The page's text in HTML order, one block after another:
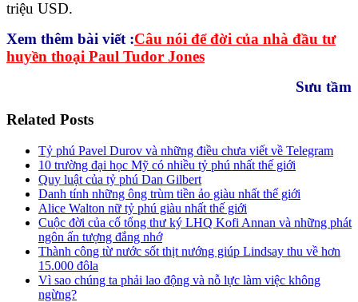
triệu USD.
Xem thêm bài viết :Câu nói để đời của nhà đầu tư
huyền thoại Paul Tudor Jones
Sưu tầm
Related Posts
Tỷ phú Pavel Durov và những điều chưa viết về Telegram
10 trường đại học Mỹ có nhiều tỷ phú nhất thế giới
Quy luật của tỷ phú Dan Gilbert
Danh tính những ông trùm tiền ảo giàu nhất thế giới
Alice Walton nữ tỷ phú giàu nhất thế giới
Cuộc đời của cố tổng thư ký LHQ Kofi Annan và những phát
ngôn ấn tượng đắng nhớ
Thành công từ nước sốt thịt nướng giúp Lindsay thu về hơn
15.000 đôla
Vì sao chúng ta phải lao động và nỗ lực làm việc không
ngừng?